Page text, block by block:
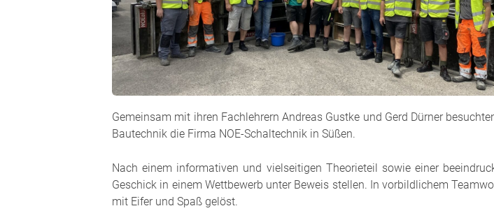
Gemeinsam mit ihren Fachlehrern Andreas Gustke und Gerd Dürner
Bautechnik die Firma NOE-Schaltechnik in Süßen.
Nach einem informativen und vielseitigen Theorieteil sowie einer
Geschick in einem Wettbewerb unter Beweis stellen. In vorbildlichem
mit Eifer und Spaß gelöst.